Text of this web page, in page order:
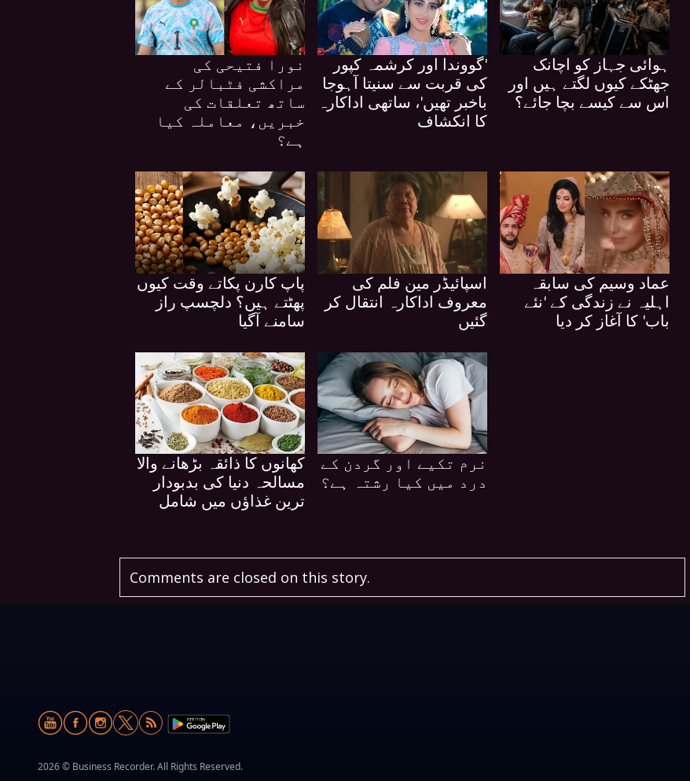
نورا فتیحی کی
مراکشی فٹبالر کے
ساتھ تعلقات کی
خبریں، معاملہ کیا
ہے؟
'گووندا اور کرشمہ کپور
کی قربت سے سنیتا آہوجا
باخبر تھیں'، ساتھی اداکارہ
کا انکشاف
ہوائی جہاز کو اچانک
جھٹکے کیوں لگتے ہیں اور
اس سے کیسے بچا جائے؟
پاپ کارن پکاتے وقت کیوں
پھٹتے ہیں؟ دلچسپ راز
سامنے آگیا
اسپائیڈر مین فلم کی
معروف اداکارہ انتقال کر
گئیں
عماد وسیم کی سابقہ
اہلیہ نے زندگی کے 'نئے
باب' کا آغاز کر دیا
کھانوں کا ذائقہ بڑھانے والا
مسالحہ دنیا کی بدبودار
ترین غذاؤں میں شامل
نرم تکیے اور گردن کے
درد میں کیا رشتہ ہے؟
Comments are closed on this story.
2026 © Business Recorder. All Rights Reserved.